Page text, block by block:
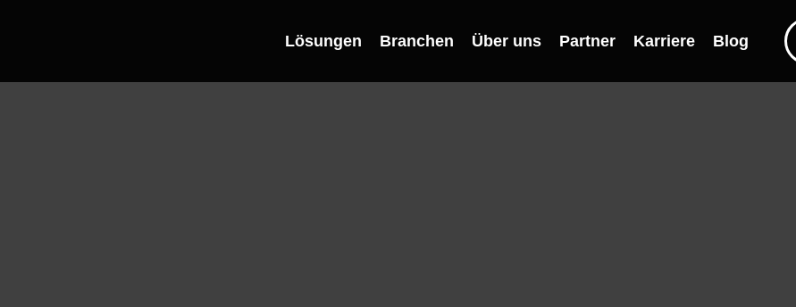
Lösungen Branchen Über uns Partner Karriere Blog